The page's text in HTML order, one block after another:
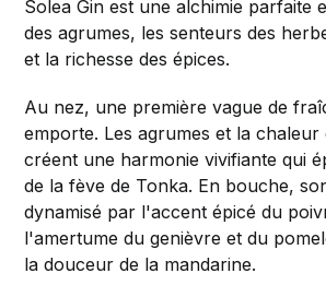
Solea Gin est une alchimie parfaite
des agrumes, les senteurs des
et la richesse des épices.
Au nez, une première vague de
emporte. Les agrumes et la chaleur
créent une harmonie vivifiante qui
de la fève de Tonka. En bouche,
dynamisé par l'accent épicé du
l'amertume du genièvre et du
la douceur de la mandarine.